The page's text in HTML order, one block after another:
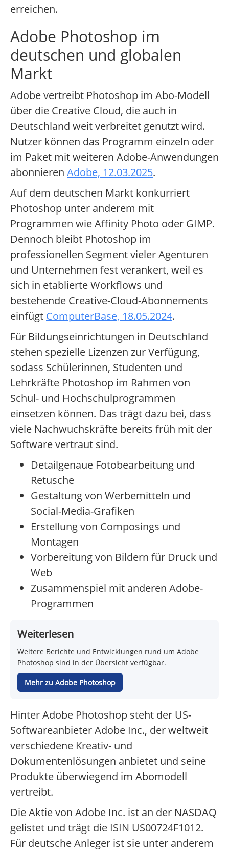
erreichen.
Adobe Photoshop im
deutschen und globalen
Markt
Adobe vertreibt Photoshop im Abo-Modell
über die Creative Cloud, die auch in
Deutschland weit verbreitet genutzt wird.
Nutzer können das Programm einzeln oder
im Paket mit weiteren Adobe-Anwendungen
abonnieren Adobe, 12.03.2025.
Auf dem deutschen Markt konkurriert
Photoshop unter anderem mit
Programmen wie Affinity Photo oder GIMP.
Dennoch bleibt Photoshop im
professionellen Segment vieler Agenturen
und Unternehmen fest verankert, weil es
sich in etablierte Workflows und
bestehende Creative-Cloud-Abonnements
einfügt ComputerBase, 18.05.2024.
Für Bildungseinrichtungen in Deutschland
stehen spezielle Lizenzen zur Verfügung,
sodass Schülerinnen, Studenten und
Lehrkräfte Photoshop im Rahmen von
Schul- und Hochschulprogrammen
einsetzen können. Das trägt dazu bei, dass
viele Nachwuchskräfte bereits früh mit der
Software vertraut sind.
Detailgenaue Fotobearbeitung und
Retusche
Gestaltung von Werbemitteln und
Social-Media-Grafiken
Erstellung von Composings und
Montagen
Vorbereitung von Bildern für Druck und
Web
Zusammenspiel mit anderen Adobe-
Programmen
Weiterlesen
Weitere Berichte und Entwicklungen rund um Adobe
Photoshop sind in der Übersicht verfügbar.
Mehr zu Adobe Photoshop
Hinter Adobe Photoshop steht der US-
Softwareanbieter Adobe Inc., der weltweit
verschiedene Kreativ- und
Dokumentenlösungen anbietet und seine
Produkte überwiegend im Abomodell
vertreibt.
Die Aktie von Adobe Inc. ist an der NASDAQ
gelistet und trägt die ISIN US00724F1012.
Für deutsche Anleger ist sie unter anderem